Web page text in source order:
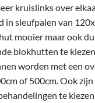
kruislinks over
in sleufpalen van
mooier maar ook
blokhutten te
worden met een
of 500cm. Ook zijn
te